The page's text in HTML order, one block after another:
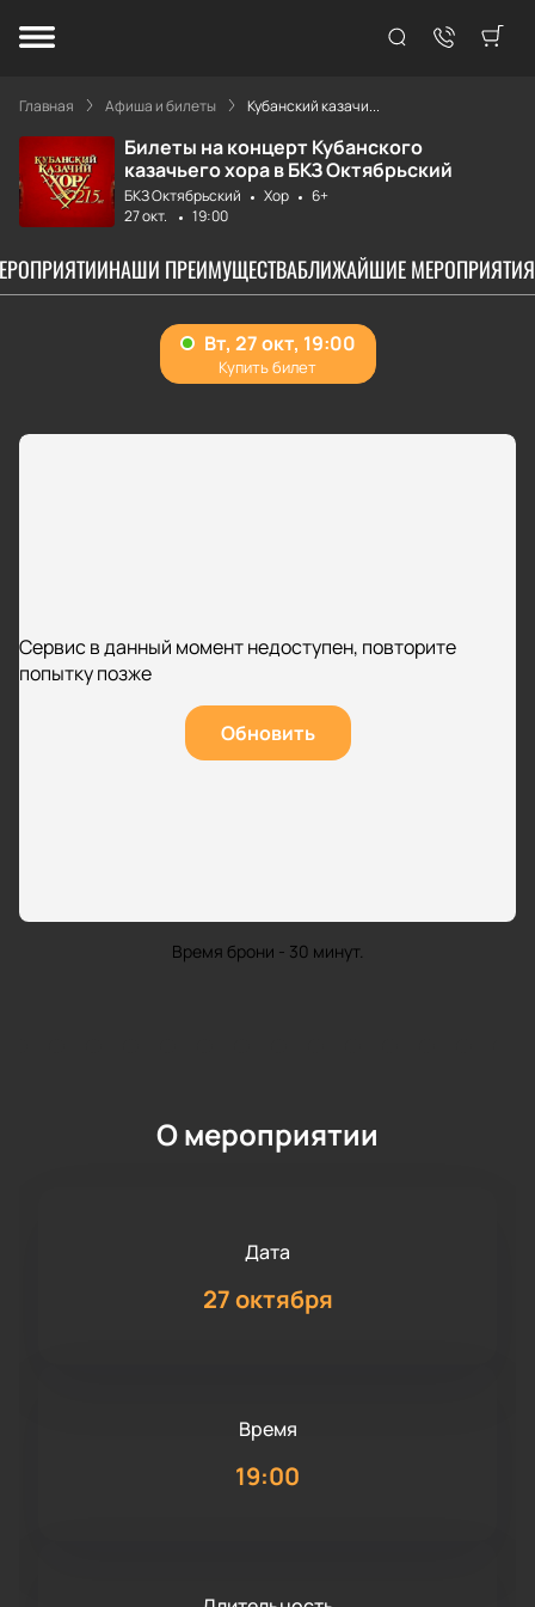
Главная Афиша и билеты Кубанский казачи...
Билеты на концерт Кубанского
казачьего хора в БКЗ Октябрьский
БКЗ Октябрьский Хор
6+
27 окт.
19:00
НАШИ ПРЕИМУЩЕСТВАБЛИЖАЙШИЕ МЕРОПРИЯТИЯ
Сервис в данный момент недоступен, повторите
попытку позже
Обновить
Время брони - 30 минут.
О мероприятии
Дата
27 октября
Время
19:00